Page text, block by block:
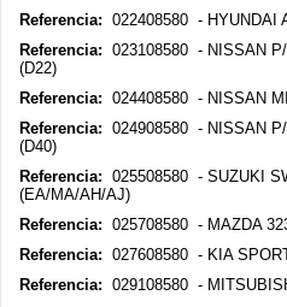
Referencia: 022408580 - HYUNDAI
Referencia: 023108580 - NISSAN
(D22)
Referencia: 024408580 - NISSAN
Referencia: 024908580 - NISSAN
(D40)
Referencia: 025508580 - SUZUKI
(EA/MA/AH/AJ)
Referencia: 025708580 - MAZDA
Referencia: 027608580 - KIA
Referencia: 029108580 -